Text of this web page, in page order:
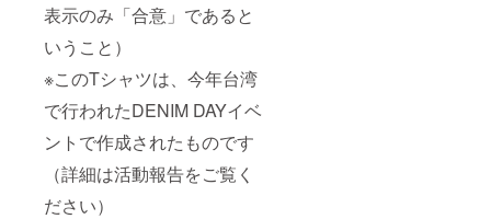
表示のみ「合意」であると
いうこと）
※このTシャツは、今年台湾
で行われたDENIM DAYイベ
ントで作成されたものです
（詳細は活動報告をご覧く
ださい）